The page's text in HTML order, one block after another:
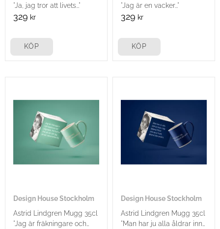
"Ja, jag tror att livets..."
329 kr
KÖP
"Jag är en vacker..."
329 kr
KÖP
Design House Stockholm
Astrid Lindgren Mugg 35cl
"Jag är fräkningare och
Design House Stockholm
Astrid Lindgren Mugg 35cl
"Man har ju alla åldrar inne